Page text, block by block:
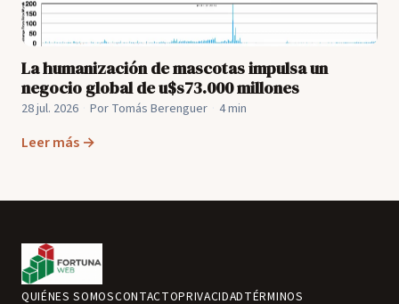
La humanización de mascotas impulsa un
negocio global de u$s73.000 millones
28 jul. 2026 Por Tomás Berenguer 4 min
Leer más →
QUIÉNES SOMOSCONTACTOPRIVACIDADTÉRMINOS